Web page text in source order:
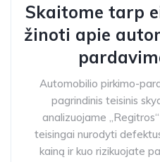
Skaitome tarp
žinoti apie
Automobilio pirkimo-
pagrindinis teisinis
analizuojame
teisingai nurodyti
kainą ir kuo rizikuojate